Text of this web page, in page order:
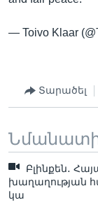
— Toivo Klaar
Տարածել
Բլինքեն․
խաղաղության
կա